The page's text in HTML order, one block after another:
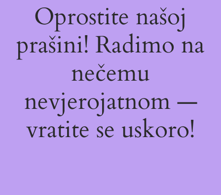
Oprostite našoj
prašini! Radimo na
nečemu
nevjerojatnom —
vratite se uskoro!